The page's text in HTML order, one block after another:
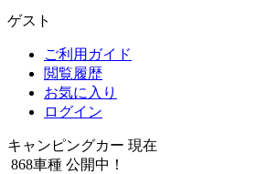
ゲスト
ご利用ガイド
閲覧履歴
お気に入り
ログイン
キャンピングカー 現在
868車種 公開中！